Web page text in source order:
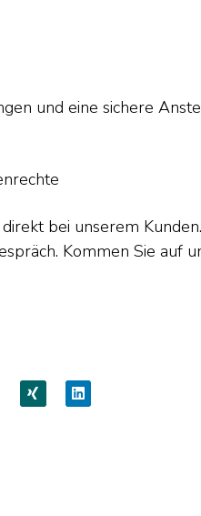
und eine sichere
bei unserem Kunden.
Kommen Sie auf